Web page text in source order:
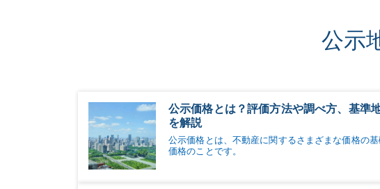
公示
公示価格とは？評価方法や調べ方、基準
を解説
公示価格とは、不動産に関するさまざまな価格の
価格のことです。